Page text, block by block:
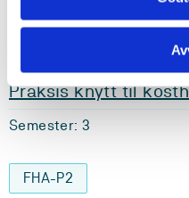
Praksis knytt til
Semester: 3
FHA-P2